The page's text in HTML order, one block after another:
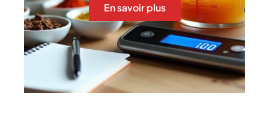
En savoir plus